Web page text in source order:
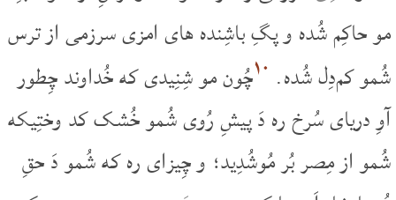
مو حاکِم شُده و پگِ باشِنده های امزی سرزمی از ترس
شُمو کم‌دِل شُده. ۱۰چُون مو شِنِیدی که خُداوند چِطور
آوِ دریای سُرخ ره دَ پیشِ رُوی شُمو خُشک کد وختِیکه
شُمو از مِصر بُر مُوشُدِید؛ و چِیزای ره که شُمو دَ حقِ